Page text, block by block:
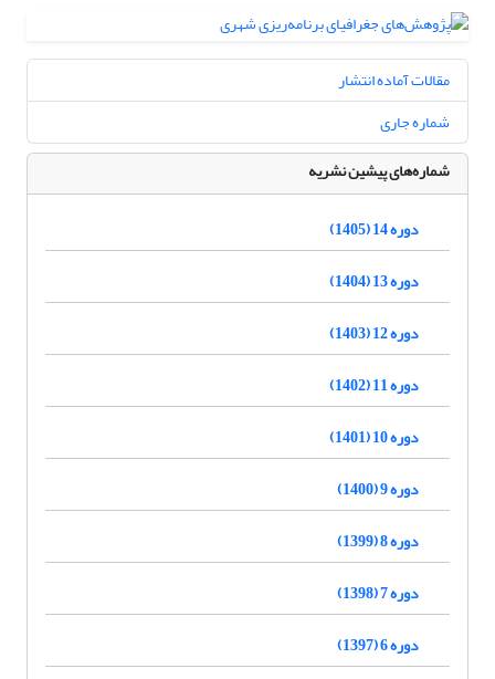
مقالات آماده انتشار
شماره جاری
شماره‌های پیشین نشریه
دوره 14 (1405)
دوره 13 (1404)
دوره 12 (1403)
دوره 11 (1402)
دوره 10 (1401)
دوره 9 (1400)
دوره 8 (1399)
دوره 7 (1398)
دوره 6 (1397)